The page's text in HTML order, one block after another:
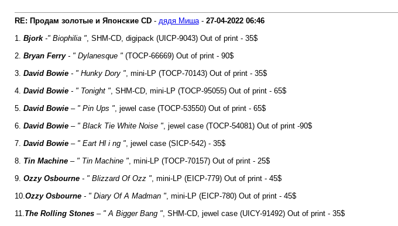
RE: Продам золотые и Японские CD- дядя Миша- 27-04-2022 06:46
1. Bjork-" Biophilia ", SHM-CD, digipack (UICP-9043) Out of print - 35$
2. Bryan Ferry- " Dylanesque "(TOCP-66669) Out of print - 90$
3. David Bowie- " Hunky Dory ", mini-LP (TOCP-70143) Out of print - 35$
4. David Bowie- " Tonight ", SHM-CD, mini-LP (TOCP-95055) Out of print - 65$
5. David Bowie– " Pin Ups ", jewel case (TOCP-53550) Out of print - 65$
6. David Bowie– " Black Tie White Noise ", jewel case (TOCP-54081) Out of print -90$
7. David Bowie– " Eart Hl i ng ", jewel case (SICP-542) - 35$
8. Tin Machine– " Tin Machine ", mini-LP (TOCP-70157) Out of print - 25$
9. Ozzy Osbourne- " Blizzard Of Ozz ", mini-LP (EICP-779) Out of print - 45$
10.Ozzy Osbourne- " Diary Of A Madman ", mini-LP (EICP-780) Out of print - 45$
11.The Rolling Stones– " A Bigger Bang ", SHM-CD, jewel case (UICY-91492) Out of print - 35$